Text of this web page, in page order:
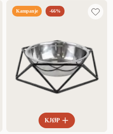
Kampanje -66%
KJØP